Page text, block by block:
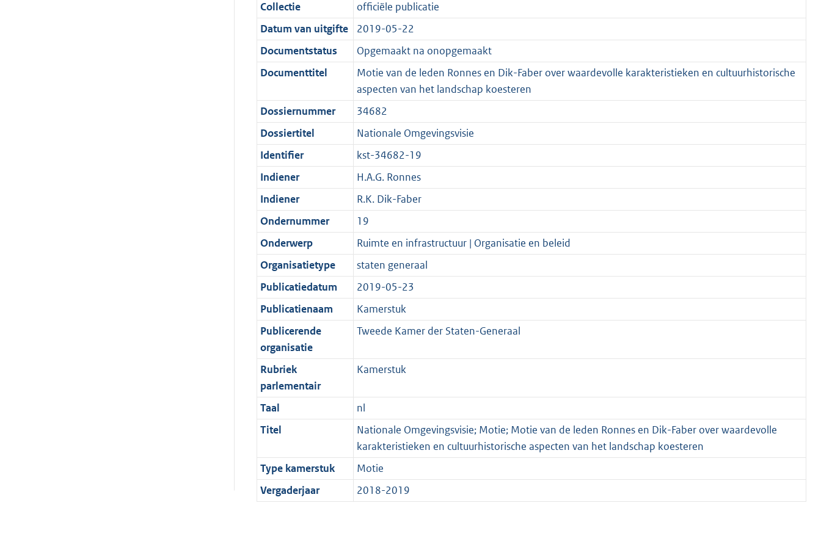
i
e
i
n
o
r
m
a
a
t
3
6
K
b
t
i
e
i
f
o
r
m
a
a
t
:
7
K
b
a
t
i
e
n
f
o
r
m
a
a
t
e
:
2
K
c
a
t
i
i
n
f
o
r
m
a
a
t
t
e
:
2
b
d
s
g
r
o
o
t
e
:
2
K
b
n
d
s
g
r
o
t
t
e
:
2
K
Collectie
officiële publicatie
Datum van uitgifte
2019-05-22
Documentstatus
Opgemaakt na onopgemaakt
Documenttitel
Motie van de leden Ronnes en Dik-Faber over waardevolle karakteristieken en cultuurhistorische
aspecten van het landschap koesteren
Dossiernummer
34682
Dossiertitel
Nationale Omgevingsvisie
Identifier
kst-34682-19
Indiener
H.A.G. Ronnes
Indiener
R.K. Dik-Faber
Ondernummer
19
Onderwerp
Ruimte en infrastructuur | Organisatie en beleid
Organisatietype
staten generaal
Publicatiedatum
2019-05-23
Publicatienaam
Kamerstuk
Publicerende
organisatie
Tweede Kamer der Staten-Generaal
Rubriek
parlementair
Kamerstuk
Taal
nl
Titel
Nationale Omgevingsvisie; Motie; Motie van de leden Ronnes en Dik-Faber over waardevolle
karakteristieken en cultuurhistorische aspecten van het landschap koesteren
Type kamerstuk
Motie
Vergaderjaar
2018-2019